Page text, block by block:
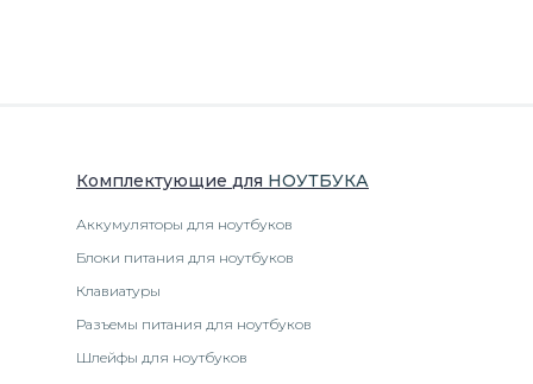
Комплектующие для НОУТБУКА
Аккумуляторы для ноутбуков
Блоки питания для ноутбуков
Клавиатуры
Разъемы питания для ноутбуков
Шлейфы для ноутбуков